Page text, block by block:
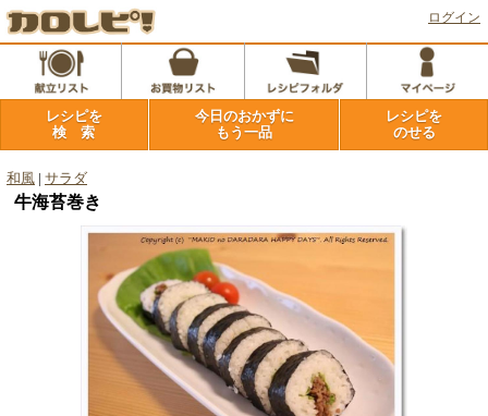
ログイン
レシピを
検 索
今日のおかずに
もう一品
レシピを
のせる
和風 サラダ
牛海苔巻き